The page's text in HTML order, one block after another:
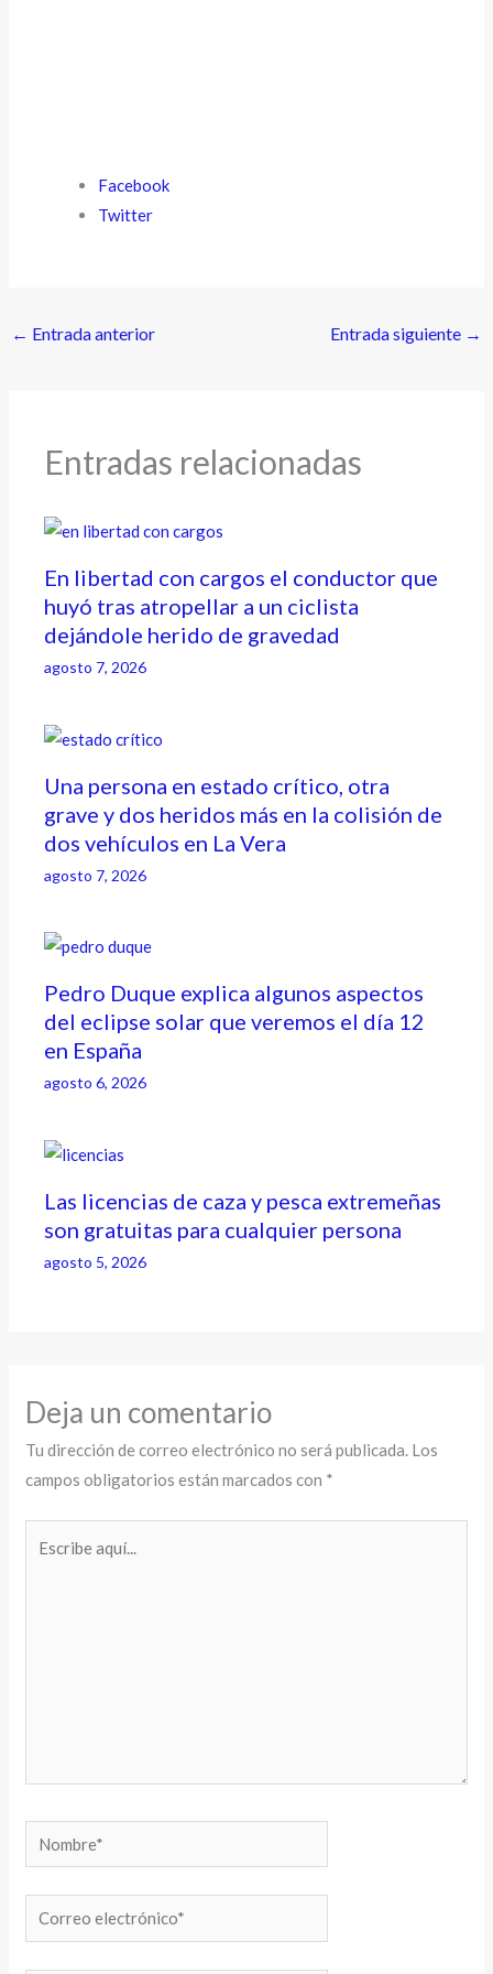
Facebook
Twitter
← Entrada anterior Entrada siguiente →
Entradas relacionadas
En libertad con cargos el conductor que
huyó tras atropellar a un ciclista
dejándole herido de gravedad
agosto 7, 2026
Una persona en estado crítico, otra
grave y dos heridos más en la colisión de
dos vehículos en La Vera
agosto 7, 2026
Pedro Duque explica algunos aspectos
del eclipse solar que veremos el día 12
en España
agosto 6, 2026
Las licencias de caza y pesca extremeñas
son gratuitas para cualquier persona
agosto 5, 2026
Deja un comentario
Tu dirección de correo electrónico no será publicada. Los
campos obligatorios están marcados con *
Nombre*
Correo
electrónico*